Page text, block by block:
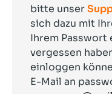
bitte unser
sich dazu mit
Ihrem Passwort
vergessen
einloggen
E-Mail an